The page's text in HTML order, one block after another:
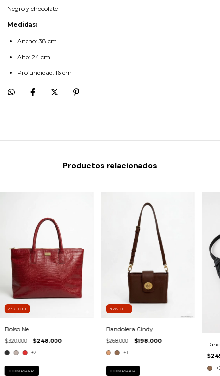
Negro y chocolate
Medidas:
Ancho: 38 cm
Alto: 24 cm
Profundidad: 16 cm
Productos relacionados
23% OFF
Bolso Ne
$320.000 $248.000
+2
COMPRAR
26% OFF
Bandolera Cindy
$268.000 $198.000
+1
COMPRAR